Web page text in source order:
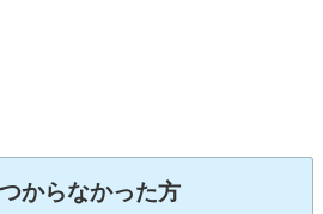
からなかった方